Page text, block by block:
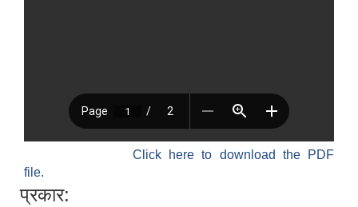
Click here to download the PDF
file.
प्रकार: